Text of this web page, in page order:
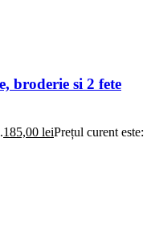
broderie si 2 fete
185,00 leiPrețul curent este: